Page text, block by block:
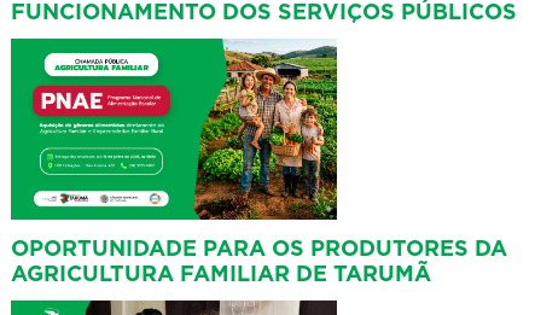
FUNCIONAMENTO DOS SERVIÇOS PÚBLICOS
OPORTUNIDADE PARA OS PRODUTORES DA
AGRICULTURA FAMILIAR DE TARUMÃ